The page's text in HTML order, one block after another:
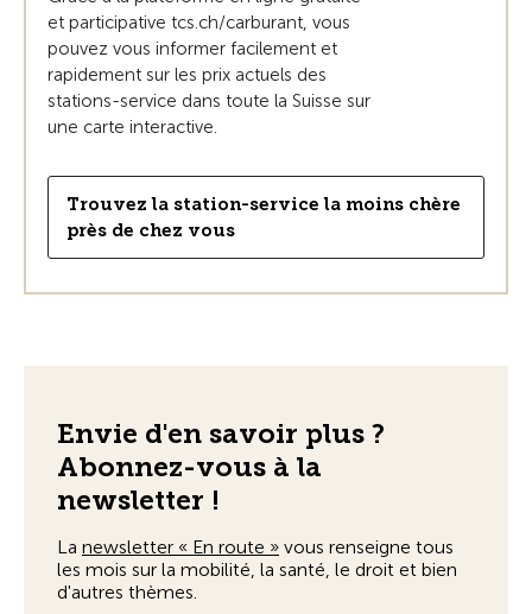
et participative tcs.ch/carburant, vous
pouvez vous informer facilement et
rapidement sur les prix actuels des
stations-service dans toute la Suisse sur
une carte interactive.
Trouvez la station-service la moins chère
près de chez vous